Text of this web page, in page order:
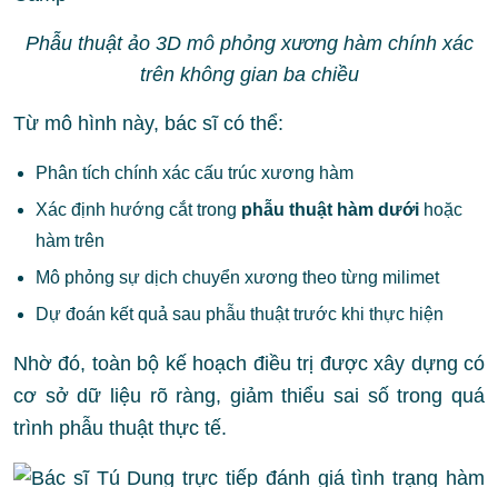
Phẫu thuật ảo 3D mô phỏng xương hàm chính xác
trên không gian ba chiều
Từ mô hình này, bác sĩ có thể:
Phân tích chính xác cấu trúc xương hàm
Xác định hướng cắt trong phẫu thuật hàm dưới hoặc
hàm trên
Mô phỏng sự dịch chuyển xương theo từng milimet
Dự đoán kết quả sau phẫu thuật trước khi thực hiện
Nhờ đó, toàn bộ kế hoạch điều trị được xây dựng có
cơ sở dữ liệu rõ ràng, giảm thiểu sai số trong quá
trình phẫu thuật thực tế.